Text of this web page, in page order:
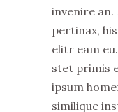
invenire
pertinax,
elitr eam
stet primis
ipsum
similique